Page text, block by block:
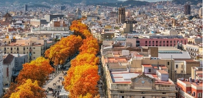
行を成功させるための準備
持ち物
の準備チェックリスト
行費用の目安